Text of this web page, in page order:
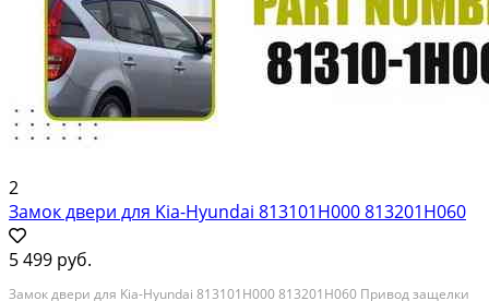
2
Замок двери для Kia-Hyundai 813101H000 813201H060
5 499 руб.
Замок двери для Kia-Hyundai 813101H000 813201H060 Привод защелки